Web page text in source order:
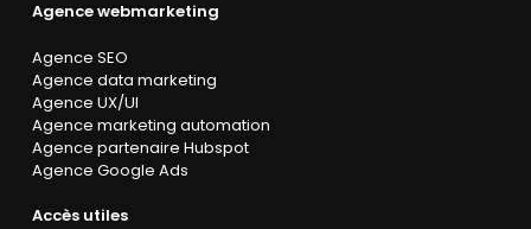
Agence webmarketing
Agence SEO
Agence data marketing
Agence UX/UI
Agence marketing automation
Agence partenaire Hubspot
Agence Google Ads
Accès utiles